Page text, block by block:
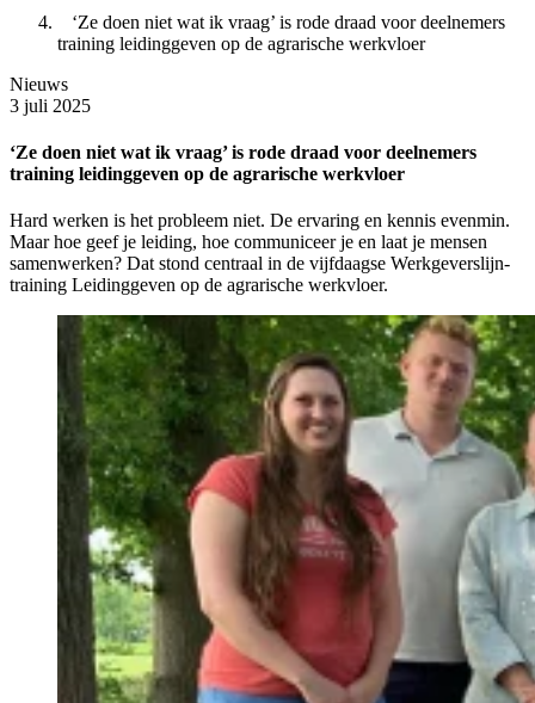
‘Ze doen niet wat ik vraag’ is rode draad voor deelnemers
training leidinggeven op de agrarische werkvloer
Nieuws
3 juli 2025
‘Ze doen niet wat ik vraag’ is rode draad voor deelnemers
training leidinggeven op de agrarische werkvloer
Hard werken is het probleem niet. De ervaring en kennis evenmin.
Maar hoe geef je leiding, hoe communiceer je en laat je mensen
samenwerken? Dat stond centraal in de vijfdaagse Werkgeverslijn-
training Leidinggeven op de agrarische werkvloer.